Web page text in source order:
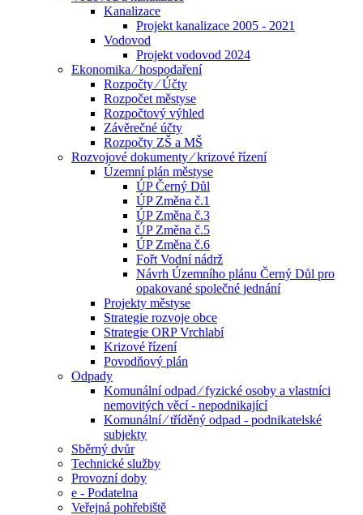
Kanalizace
Projekt kanalizace 2005 - 2021
Vodovod
Projekt vodovod 2024
Ekonomika ⁄ hospodaření
Rozpočty ⁄ Účty
Rozpočet městyse
Rozpočtový výhled
Závěrečné účty
Rozpočty ZŠ a MŠ
Rozvojové dokumenty ⁄ krizové řízení
Územní plán městyse
ÚP Černý Důl
ÚP Změna č.1
ÚP Změna č.3
ÚP Změna č.5
ÚP Změna č.6
Fořt Vodní nádrž
Návrh Územního plánu Černý Důl pro
opakované společné jednání
Projekty městyse
Strategie rozvoje obce
Strategie ORP Vrchlabí
Krizové řízení
Povodňový plán
Odpady
Komunální odpad ⁄ fyzické osoby a vlastníci
nemovitých věcí - nepodnikající
Komunální ⁄ tříděný odpad - podnikatelské
subjekty
Sběrný dvůr
Technické služby
Provozní doby
e - Podatelna
Veřejná pohřebiště